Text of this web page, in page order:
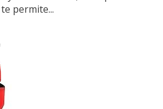
permite...